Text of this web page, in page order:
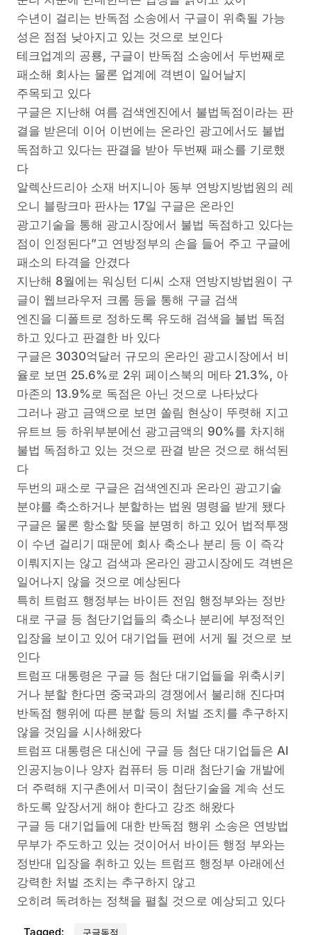
수년이 걸리는 반독점 소송에서 구글이 위축될 가능
성은 점점 낮아지고 있는 것으로 보인다
테크업계의 공룡, 구글이 반독점 소송에서 두번째로
패소해 회사는 물론 업계에 격변이 일어날지
주목되고 있다
구글은 지난해 여름 검색엔진에서 불법독점이라는 판
결을 받은데 이어 이번에는 온라인 광고에서도 불법
독점하고 있다는 판결을 받아 두번째 패소를 기로했
다
알렉산드리아 소재 버지니아 동부 연방지방법원의 레
오니 블랑크마 판사는 17일 구글은 온라인
광고기술을 통해 광고시장에서 불법 독점하고 있다는
점이 인정된다”고 연방정부의 손을 들어 주고 구글에
패소의 타격을 안겼다
지난해 8월에는 워싱턴 디씨 소재 연방지방법원이 구
글이 웹브라우저 크롬 등을 통해 구글 검색
엔진을 디폴트로 정하도록 유도해 검색을 불법 독점
하고 있다고 판결한 바 있다
구글은 3030억달러 규모의 온라인 광고시장에서 비
율로 보면 25.6%로 2위 페이스북의 메타 21.3%, 아
마존의 13.9%로 독점은 아닌 것으로 나타났다
그러나 광고 금액으로 보면 쏠림 현상이 뚜렷해 지고
유트브 등 하위부분에선 광고금액의 90%를 차지해
불법 독점하고 있는 것으로 판결 받은 것으로 해석된
다
두번의 패소로 구글은 검색엔진과 온라인 광고기술
분야를 축소하거나 분할하는 법원 명령을 받게 됐다
구글은 물론 항소할 뜻을 분명히 하고 있어 법적투쟁
이 수년 걸리기 때문에 회사 축소나 분리 등 이 즉각
이뤄지지는 않고 검색과 온라인 광고시장에도 격변은
일어나지 않을 것으로 예상된다
특히 트럼프 행정부는 바이든 전임 행정부와는 정반
대로 구글 등 첨단기업들의 축소나 분리에 부정적인
입장을 보이고 있어 대기업들 편에 서게 될 것으로 보
인다
트럼프 대통령은 구글 등 첨단 대기업들을 위축시키
거나 분할 한다면 중국과의 경쟁에서 불리해 진다며
반독점 행위에 따른 분할 등의 처벌 조치를 추구하지
않을 것임을 시사해왔다
트럼프 대통령은 대신에 구글 등 첨단 대기업들은 AI
인공지능이나 양자 컴퓨터 등 미래 첨단기술 개발에
더 주력해 지구촌에서 미국이 첨단기술을 계속 선도
하도록 앞장서게 해야 한다고 강조 해왔다
구글 등 대기업들에 대한 반독점 행위 소송은 연방법
무부가 주도하고 있는 것이어서 바이든 행정 부와는
정반대 입장을 취하고 있는 트럼프 행정부 아래에선
강력한 처벌 조치는 추구하지 않고
오히려 독려하는 정책을 펼칠 것으로 예상되고 있다
Tagged: 구글독점